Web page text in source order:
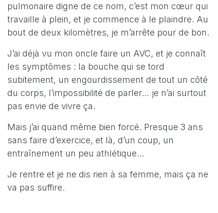
pulmonaire digne de ce nom, c’est mon cœur qui
travaille à plein, et je commence à le plaindre. Au
bout de deux kilomètres, je m’arrête pour de bon.
J’ai déjà vu mon oncle faire un AVC, et je connaît
les symptômes : la bouche qui se tord
subitement, un engourdissement de tout un côté
du corps, l’impossibilité de parler… je n’ai surtout
pas envie de vivre ça.
Mais j’ai quand même bien forcé. Presque 3 ans
sans faire d’exercice, et là, d’un coup, un
entraînement un peu athlétique…
Je rentre et je ne dis rien à sa femme, mais ça ne
va pas suffire.